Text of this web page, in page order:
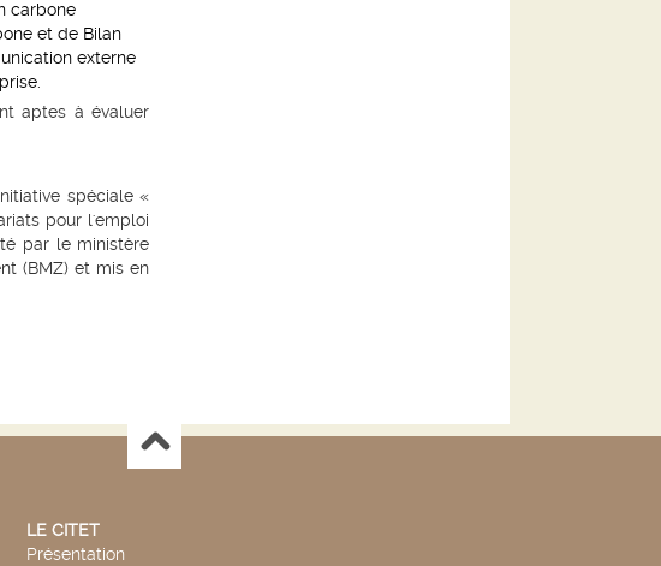
carbone
et de Bilan
externe
aptes à évaluer
spéciale «
pour l'emploi
par le ministère
(BMZ) et mis en
LE CITET
Présentation